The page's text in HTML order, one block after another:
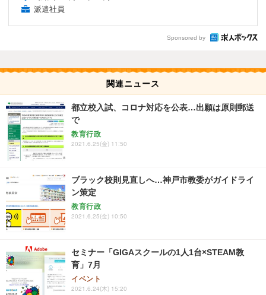
派遣社員
Sponsored by
関連ニュース
都立校入試、コロナ対応を公表…出願は原則郵送
で
教育行政
2021.6.25(金) 11:50
ブラック校則見直しへ…神戸市教委がガイドライ
ン策定
教育行政
2021.6.25(金) 10:50
セミナー「GIGAスクールの1人1台×STEAM教
育」7月
イベント
2021.6.24(木) 15:20